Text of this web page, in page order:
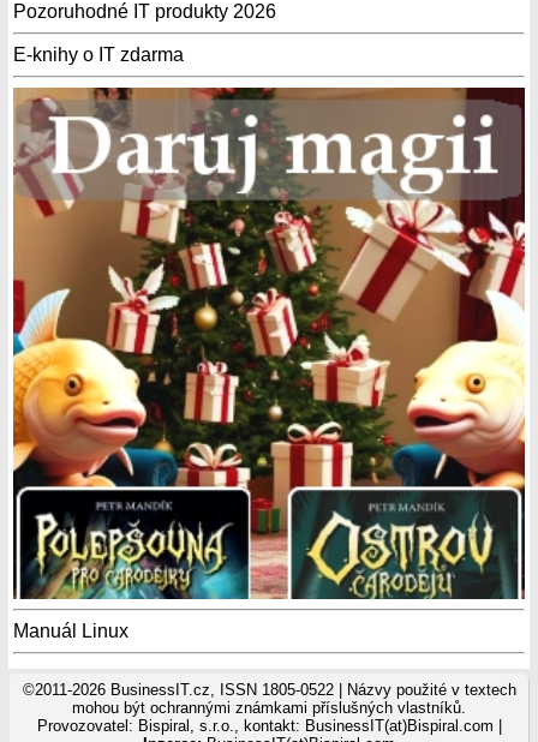
Pozoruhodné IT produkty 2026
E-knihy o IT zdarma
Manuál Linux
©2011-2026 BusinessIT.cz, ISSN 1805-0522 | Názvy použité v textech
mohou být ochrannými známkami příslušných vlastníků.
Provozovatel: Bispiral, s.r.o., kontakt: BusinessIT(at)Bispiral.com |